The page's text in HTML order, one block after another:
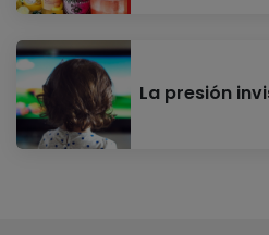
La presión